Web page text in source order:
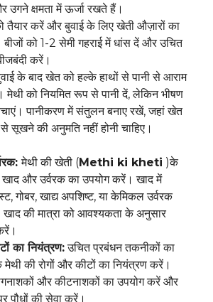
उगने क्षमता में ऊर्जा रखते हैं।
तैयार करें और बुवाई के लिए खेती औज़ारों का
को 1-2 सेमी गहराई में धांस दें और उचित
करें।
के बाद खेत को हल्के हाथों से पानी से आराम
मेथी को नियमित रूप से पानी दें, लेकिन भीषण
बचाएं। पानीकरण में संतुलन बनाए रखें, जहां खेत
सूखने की अनुमति नहीं होनी चाहिए।
मेथी की खेती (Methi ki kheti )के
और उर्वरक का उपयोग करें। खाद में
गोबर, खाद्य अपशिष्ट, या केमिकल उर्वरक
की मात्रा को आवश्यकता के अनुसार
का नियंत्रण:उचित प्रबंधन तकनीकों का
की रोगों और कीटों का नियंत्रण करें।
और कीटनाशकों का उपयोग करें और
पौधों की सेवा करें।